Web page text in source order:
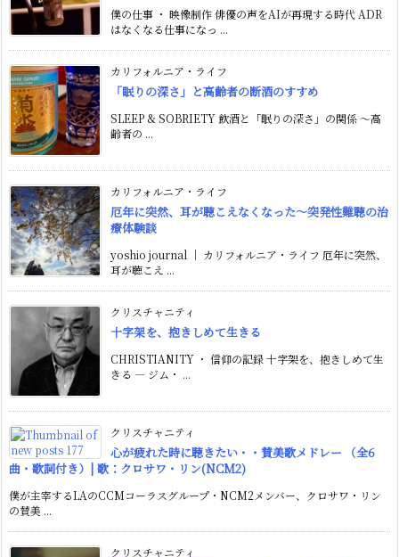
僕の仕事 ・ 映像制作 俳優の声をAIが再現する時代 ADR
はなくなる仕事になっ ...
カリフォルニア・ライフ
「眠りの深さ」と高齢者の断酒のすすめ
SLEEP & SOBRIETY 飲酒と「眠りの深さ」の関係 〜高
齢者の ...
カリフォルニア・ライフ
厄年に突然、耳が聴こえなくなった〜突発性難聴の治
療体験談
yoshio journal ｜ カリフォルニア・ライフ 厄年に突然、
耳が聴こえ ...
クリスチャニティ
十字架を、抱きしめて生きる
CHRISTIANITY ・ 信仰の記録 十字架を、抱きしめて生
きる ― ジム・ ...
クリスチャニティ
心が疲れた時に聴きたい・・賛美歌メドレー （全6
曲・歌詞付き）| 歌：クロサワ・リン(NCM2)
僕が主宰するLAのCCMコーラスグループ・NCM2メンバー、クロサワ・リン
の賛美 ...
クリスチャニティ